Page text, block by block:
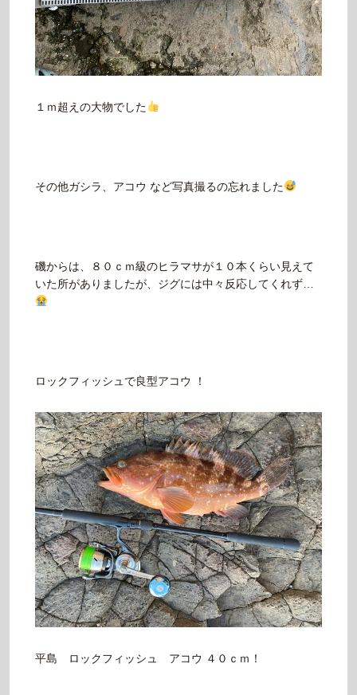
１ｍ超えの大物でした
その他ガシラ、アコウ など写真撮るの忘れました
磯からは、８０ｃｍ級のヒラマサが１０本くらい見えて
いた所がありましたが、ジグには中々反応してくれず…
ロックフィッシュで良型アコウ ！
平島 ロックフィッシュ アコウ ４０ｃｍ！